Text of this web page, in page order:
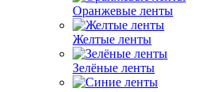
Оранжевые ленты
Желтые ленты
Зелёные ленты